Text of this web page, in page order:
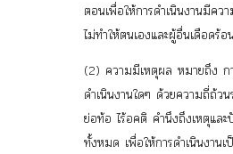
ตอนเพื่อให้การดำเนินงานมีคว
ไม่ทำให้ตนเองและผู้อื่นเดือดร้อน
(2) ความมีเหตุผล หมายถึง ก
ดำเนินงานใดๆ ด้วยความถี่ถ้ว
ย่อท้อ ไร้อคติ คำนึงถึงเหตุแล
ทั้งหมด เพื่อให้การดำเนินงาน